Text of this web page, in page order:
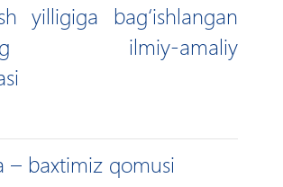
yilligiga bag‘ishlangan
ilmiy-amaliy
– baxtimiz qomusi